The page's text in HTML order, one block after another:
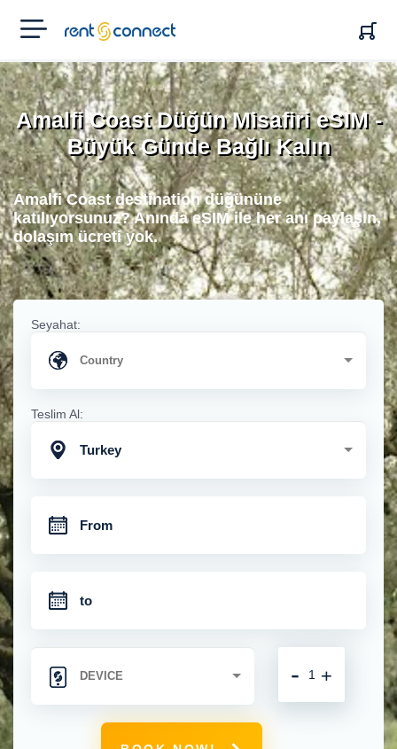
RENT'N
CONNECT
Amalfi Coast Düğün Misafiri eSIM -
Büyük Günde Bağlı Kalın
Amalfi Coast destination düğününe
katılıyorsunuz? Anında eSIM ile her anı paylaşın,
dolaşım ücreti yok.
Seyahat:
Teslim Al:
Turkey
+
-